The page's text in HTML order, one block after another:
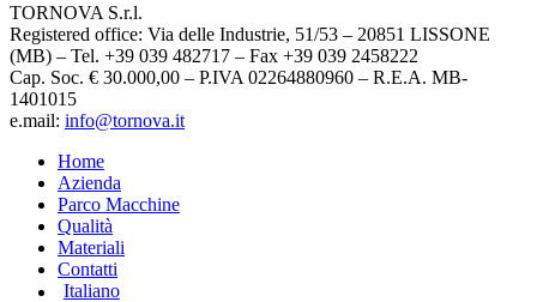
TORNOVA S.r.l.
Registered office: Via delle Industrie, 51/53 – 20851 LISSONE
(MB) – Tel. +39 039 482717 – Fax +39 039 2458222
Cap. Soc. € 30.000,00 – P.IVA 02264880960 – R.E.A. MB-
1401015
e.mail: info@tornova.it
Home
Azienda
Parco Macchine
Qualità
Materiali
Contatti
Italiano